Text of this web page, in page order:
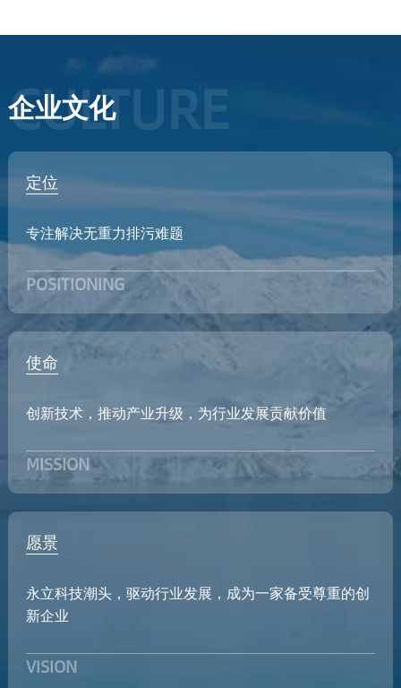
企业文化
CULTURE
定位
专注解决无重力排污难题
POSITIONING
使命
创新技术，推动产业升级，为行业发展贡献价值
MISSION
愿景
永立科技潮头，驱动行业发展，成为一家备受尊重的创
新企业
VISION